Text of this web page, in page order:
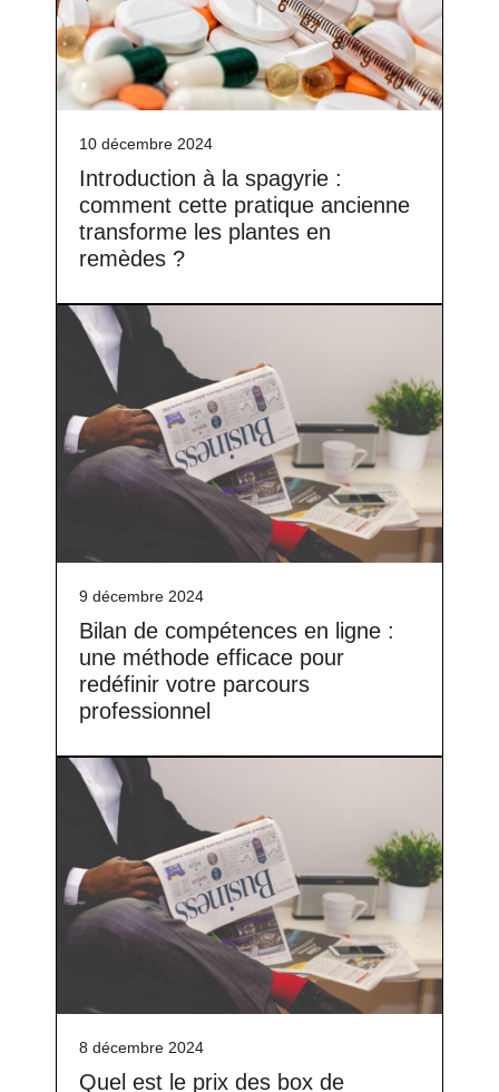
10 décembre 2024
Introduction à la spagyrie :
comment cette pratique ancienne
transforme les plantes en
remèdes ?
9 décembre 2024
Bilan de compétences en ligne :
une méthode efficace pour
redéfinir votre parcours
professionnel
8 décembre 2024
Quel est le prix des box de